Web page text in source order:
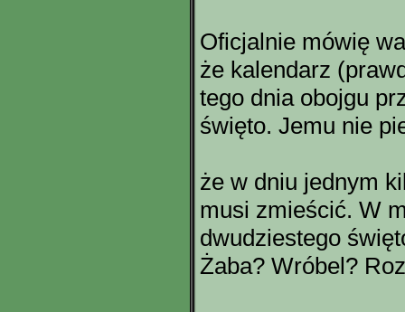
Oficjalnie mówię
że kalendarz
tego dnia obojgu
święto. Jemu nie
że w dniu jednym
musi zmieścić. W
dwudziestego
Żaba? Wróbel?